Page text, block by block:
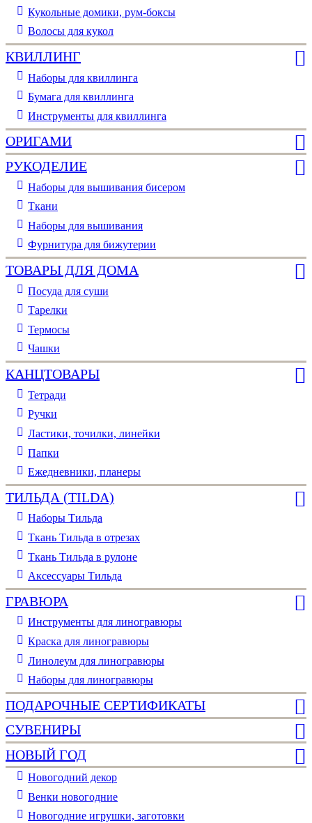
Кукольные домики, рум-боксы
Волосы для кукол
КВИЛЛИНГ
Наборы для квиллинга
Бумага для квиллинга
Инструменты для квиллинга
ОРИГАМИ
РУКОДЕЛИЕ
Наборы для вышивания бисером
Ткани
Наборы для вышивания
Фурнитура для бижутерии
ТОВАРЫ ДЛЯ ДОМА
Посуда для суши
Тарелки
Термосы
Чашки
КАНЦТОВАРЫ
Тетради
Ручки
Ластики, точилки, линейки
Папки
Ежедневники, планеры
ТИЛЬДА (TILDA)
Наборы Тильда
Ткань Тильда в отрезах
Ткань Тильда в рулоне
Аксессуары Тильда
ГРАВЮРА
Инструменты для линогравюры
Краска для линогравюры
Линолеум для линогравюры
Наборы для линогравюры
ПОДАРОЧНЫЕ СЕРТИФИКАТЫ
СУВЕНИРЫ
НОВЫЙ ГОД
Новогодний декор
Венки новогодние
Новогодние игрушки, заготовки